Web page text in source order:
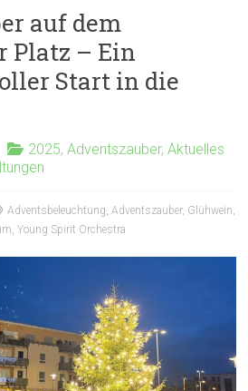
auf dem
Platz – Ein
Start in die
2025,Adventszauber,Aktuelles
Adventsbeleuchtung,Adventszauber, Glühwein,
,Young Spirit Orchestra